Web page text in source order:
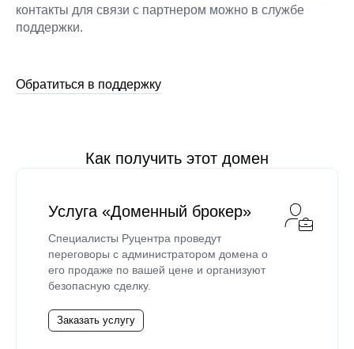
контакты для связи с партнером можно в службе
поддержки.
Обратиться в поддержку
Как получить этот домен
Услуга «Доменный брокер»
Специалисты Руцентра проведут
переговоры с администратором домена о
его продаже по вашей цене и организуют
безопасную сделку.
Заказать услугу